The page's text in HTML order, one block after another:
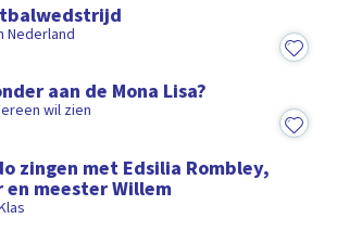
Nederland
aan de Mona Lisa?
wil zien
zingen met Edsilia Rombley,
en meester Willem